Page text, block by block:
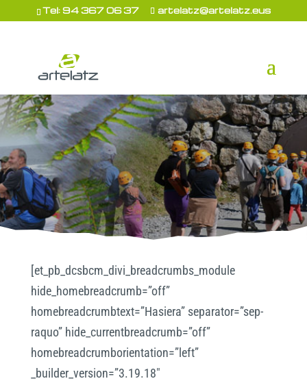
Tel: 94 367 06 37 artelatz@artelatz.eus
[et_pb_dcsbcm_divi_breadcrumbs_module
hide_homebreadcrumb=”off”
homebreadcrumbtext=”Hasiera” separator=”sep-
raquo” hide_currentbreadcrumb=”off”
homebreadcrumborientation=”left”
_builder_version=”3.19.18″